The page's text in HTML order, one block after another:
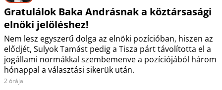
Gratulálok Baka Andrásnak a köztársasági
elnöki jelöléshez!
Nem lesz egyszerű dolga az elnöki pozícióban, hiszen az
elődjét, Sulyok Tamást pedig a Tisza párt távolította el a
jogállami normákkal szembemenve a pozíciójából három
hónappal a választási sikerük után.
2 órája